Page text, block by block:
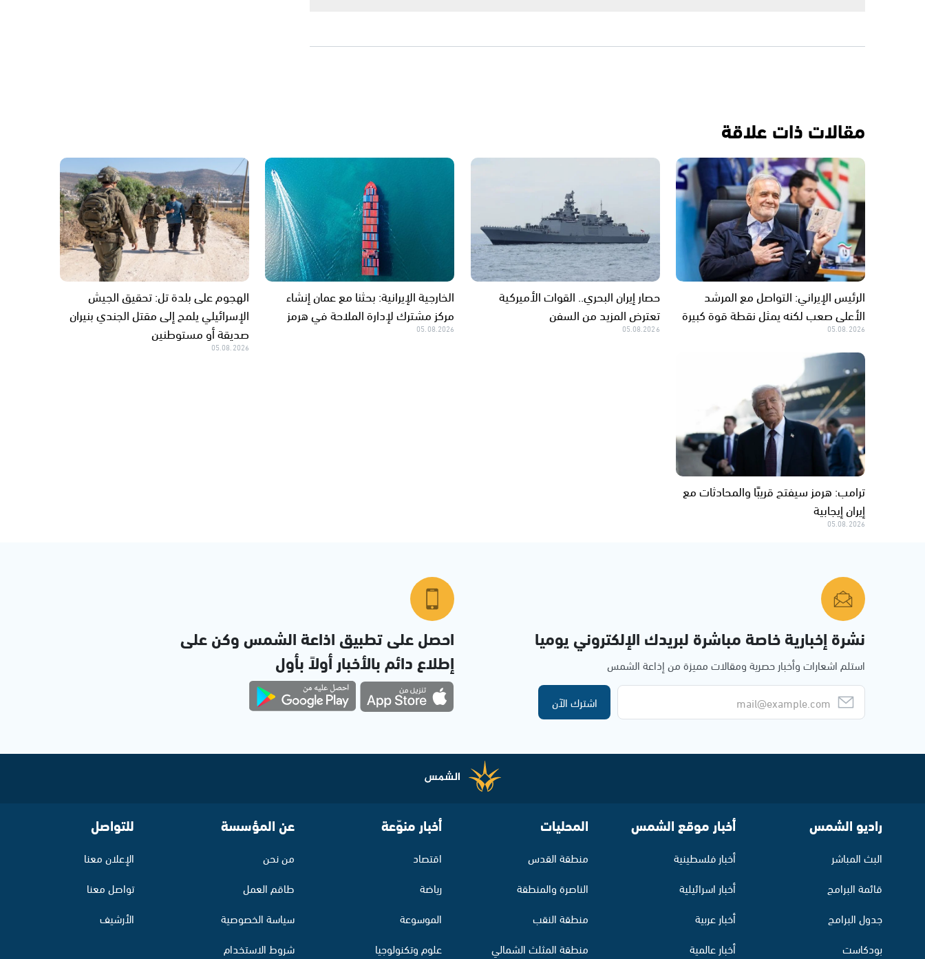
مقالات ذات علاقة
الرئيس الإيراني: التواصل مع المرشد
الأعلى صعب لكنه يمثل نقطة قوة كبيرة
05.08.2026
حصار إيران البحري.. القوات الأميركية
تعترض المزيد من السفن
05.08.2026
الخارجية الإيرانية: بحثنا مع عمان إنشاء
مركز مشترك لإدارة الملاحة في هرمز
05.08.2026
الهجوم على بلدة تل: تحقيق الجيش
الإسرائيلي يلمح إلى مقتل الجندي بنيران
صديقة أو مستوطنين
05.08.2026
ترامب: هرمز سيفتح قريبًا والمحادثات مع
إيران إيجابية
05.08.2026
نشرة إخبارية خاصة مباشرة لبريدك الإلكتروني يوميا
استلم اشعارات وأخبار حصرية ومقالات مميزة من إذاعة الشمس
اشترك الآن
احصل على تطبيق اذاعة الشمس وكن على
إطلاع دائم بالأخبار أولاً بأول
راديو الشمس
البث المباشر
قائمة البرامج
جدول البرامج
بودكاست
أخبار موقع الشمس
أخبار فلسطينية
أخبار اسرائيلية
أخبار عربية
أخبار عالمية
المحليات
منطقة القدس
الناصرة والمنطقة
منطقة النقب
منطقة المثلث الشمالي
أخبار منوّعة
اقتصاد
رياضة
الموسوعة
علوم وتكنولوجيا
عن المؤسسة
من نحن
طاقم العمل
سياسة الخصوصية
شروط الاستخدام
للتواصل
الإعلان معنا
تواصل معنا
الأرشيف